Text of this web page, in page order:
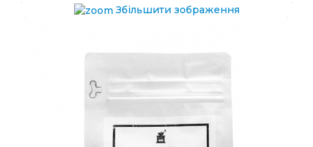
Збільшити зображення